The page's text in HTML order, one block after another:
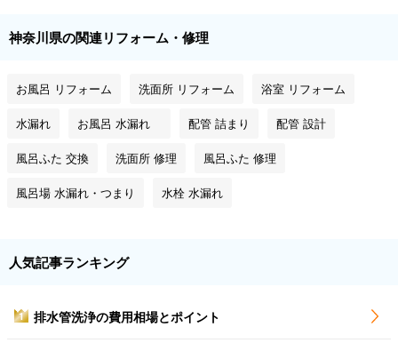
神奈川県の関連リフォーム・修理
お風呂 リフォーム 洗面所 リフォーム 浴室 リフォーム
水漏れ お風呂 水漏れ 配管 詰まり 配管 設計
風呂ふた 交換 洗面所 修理 風呂ふた 修理
風呂場 水漏れ・つまり 水栓 水漏れ
人気記事ランキング
1 排水管洗浄の費用相場とポイント